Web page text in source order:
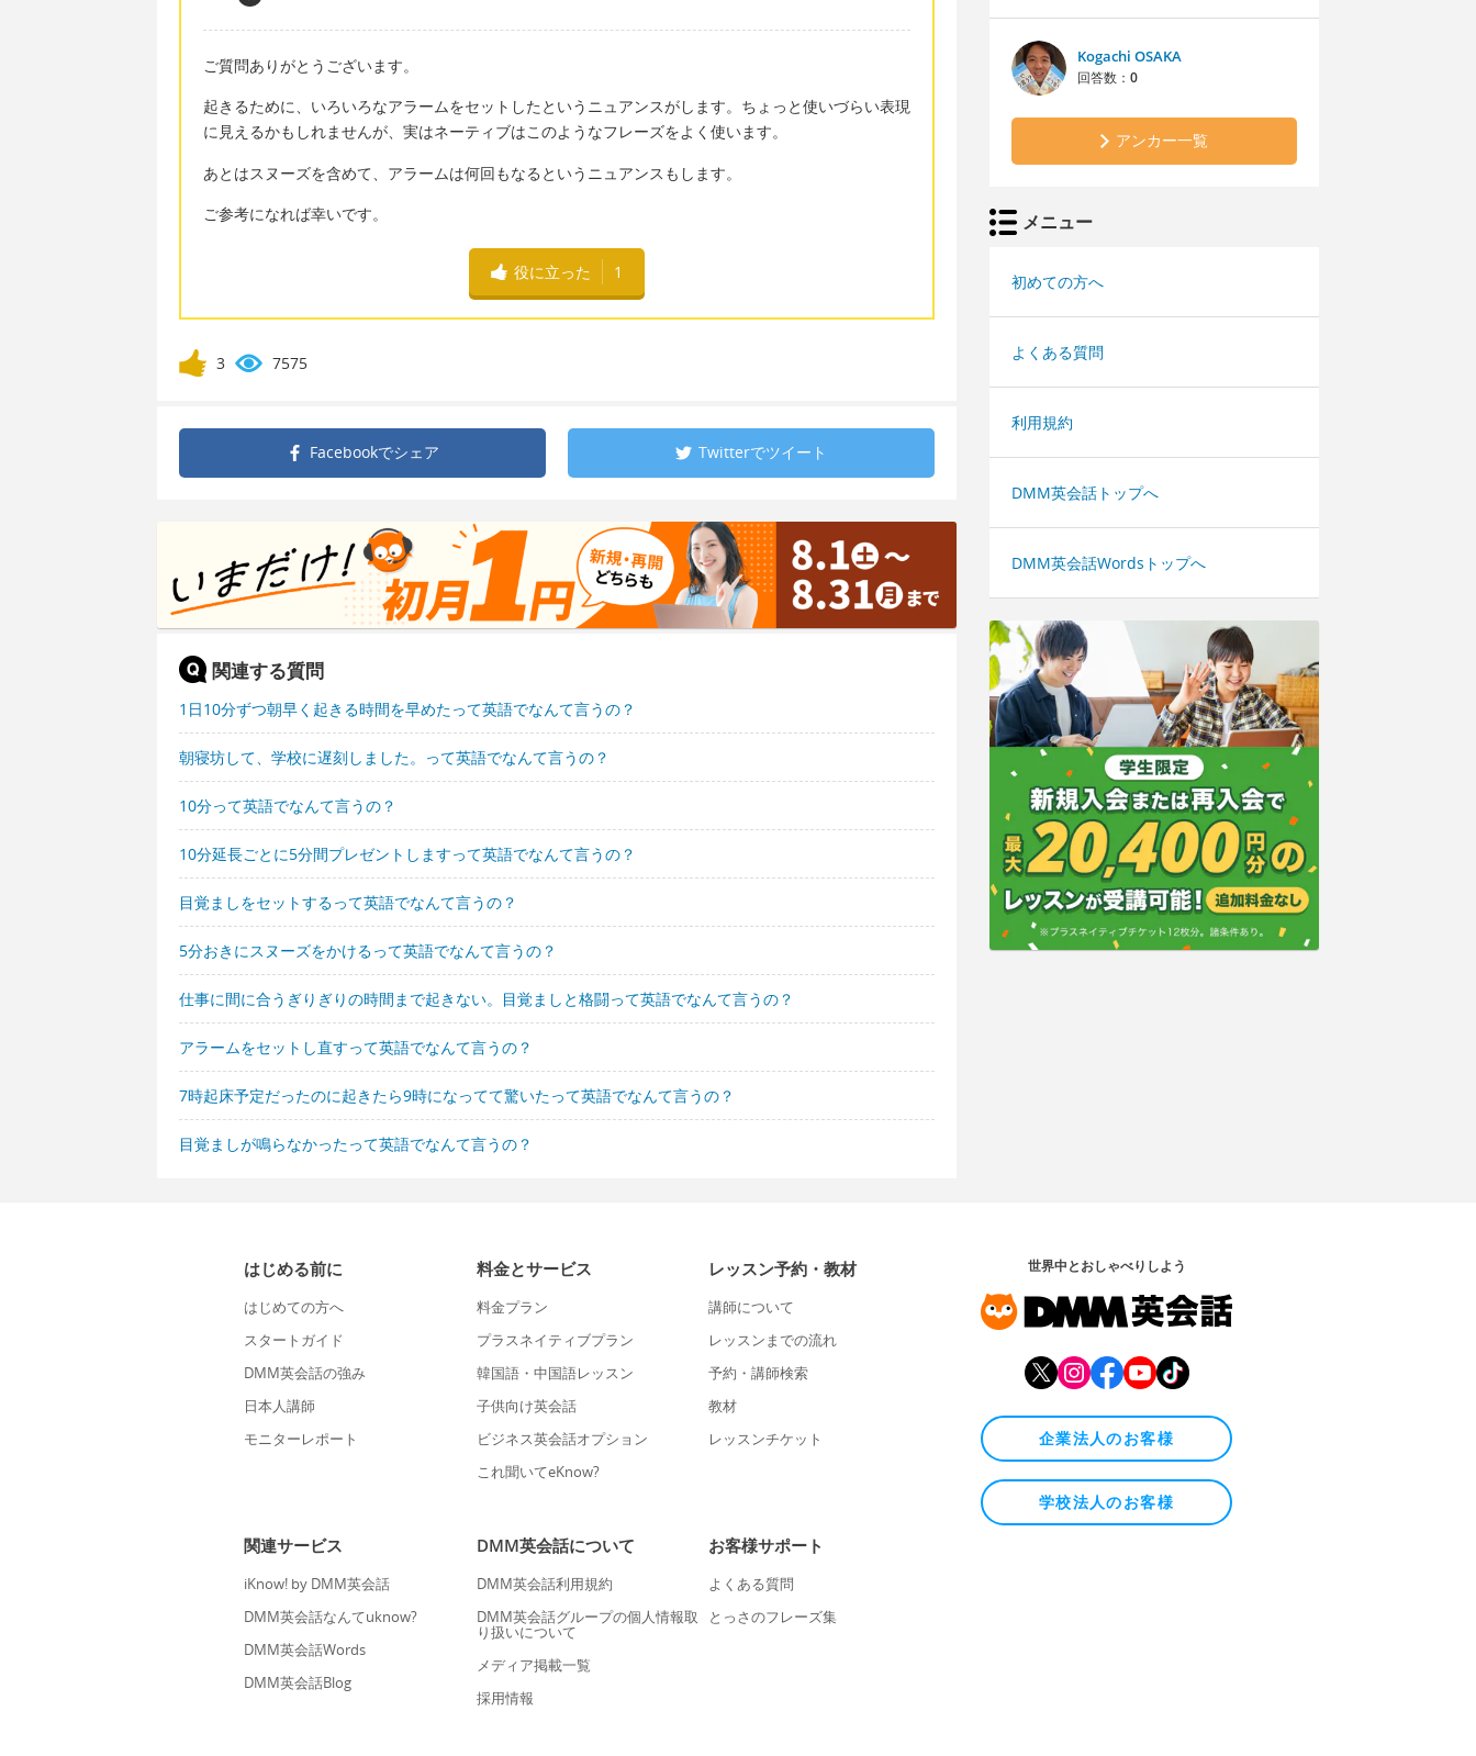
ご質問ありがとうございます。
起きるために、いろいろなアラームをセットしたというニュアンスがします。ちょっと使いづらい表現
に見えるかもしれませんが、実はネーティブはこのようなフレーズをよく使います。
あとはスヌーズを含めて、アラームは何回もなるというニュアンスもします。
ご参考になれば幸いです。
役に立った 1
3 7575
Facebookでシェア Twitterでツイート
関連する質問
1日10分ずつ朝早く起きる時間を早めたって英語でなんて言うの？
朝寝坊して、学校に遅刻しました。って英語でなんて言うの？
10分って英語でなんて言うの？
10分延長ごとに5分間プレゼントしますって英語でなんて言うの？
目覚ましをセットするって英語でなんて言うの？
5分おきにスヌーズをかけるって英語でなんて言うの？
仕事に間に合うぎりぎりの時間まで起きない。目覚ましと格闘って英語でなんて言うの？
アラームをセットし直すって英語でなんて言うの？
7時起床予定だったのに起きたら9時になってて驚いたって英語でなんて言うの？
目覚ましが鳴らなかったって英語でなんて言うの？
Kogachi OSAKA
回答数： 0
アンカー一覧
メニュー
初めての方へ
よくある質問
利用規約
DMM英会話トップへ
DMM英会話Wordsトップへ
はじめる前に
はじめての方へ
スタートガイド
DMM英会話の強み
日本人講師
モニターレポート
料金とサービス
料金プラン
プラスネイティブプラン
韓国語・中国語レッスン
子供向け英会話
ビジネス英会話オプション
これ聞いてeKnow?
レッスン予約・教材
講師について
レッスンまでの流れ
予約・講師検索
教材
レッスンチケット
関連サービス
iKnow! by DMM英会話
DMM英会話なんてuknow?
DMM英会話Words
DMM英会話Blog
DMM英会話について
DMM英会話利用規約
DMM英会話グループの個人情報取
り扱いについて
メディア掲載一覧
採用情報
お客様サポート
よくある質問
とっさのフレーズ集
世界中とおしゃべりしよう
企業法人のお客様
学校法人のお客様